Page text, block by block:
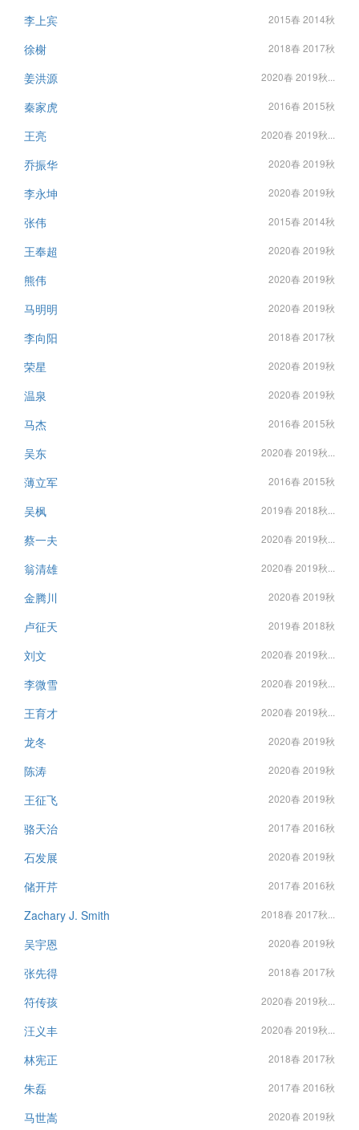
李上宾 2015春 2014秋
徐榭 2018春 2017秋
姜洪源 2020春 2019秋...
秦家虎 2016春 2015秋
王亮 2020春 2019秋...
乔振华 2020春 2019秋
李永坤 2020春 2019秋
张伟 2015春 2014秋
王奉超 2020春 2019秋
熊伟 2020春 2019秋
马明明 2020春 2019秋
李向阳 2018春 2017秋
荣星 2020春 2019秋
温泉 2020春 2019秋
马杰 2016春 2015秋
吴东 2020春 2019秋...
薄立军 2016春 2015秋
吴枫 2019春 2018秋...
蔡一夫 2020春 2019秋...
翁清雄 2020春 2019秋...
金腾川 2020春 2019秋
卢征天 2019春 2018秋
刘文 2020春 2019秋...
李微雪 2020春 2019秋...
王育才 2020春 2019秋...
龙冬 2020春 2019秋
陈涛 2020春 2019秋
王征飞 2020春 2019秋
骆天治 2017春 2016秋
石发展 2020春 2019秋
储开芹 2017春 2016秋
Zachary J. Smith 2018春 2017秋...
吴宇恩 2020春 2019秋
张先得 2018春 2017秋
符传孩 2020春 2019秋...
汪义丰 2020春 2019秋...
林宪正 2018春 2017秋
朱磊 2017春 2016秋
马世嵩 2020春 2019秋